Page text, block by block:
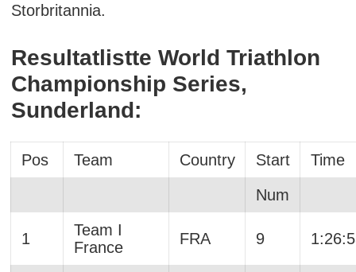
Storbritannia.
Resultatlistte World Triathlon
Championship Series,
Sunderland:
Pos Team Country Start
Time
Num
1
Team I
France
FRA 9